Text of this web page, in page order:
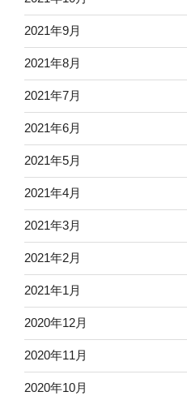
2021年9月
2021年8月
2021年7月
2021年6月
2021年5月
2021年4月
2021年3月
2021年2月
2021年1月
2020年12月
2020年11月
2020年10月